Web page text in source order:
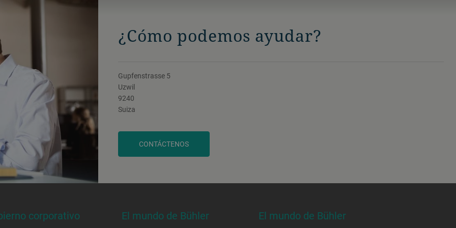
¿Cómo podemos ayudar?
Gupfenstrasse 5
Uzwil
9240
Suiza
CONTÁCTENOS
corporativo El mundo de Bühler El mundo de Bühler